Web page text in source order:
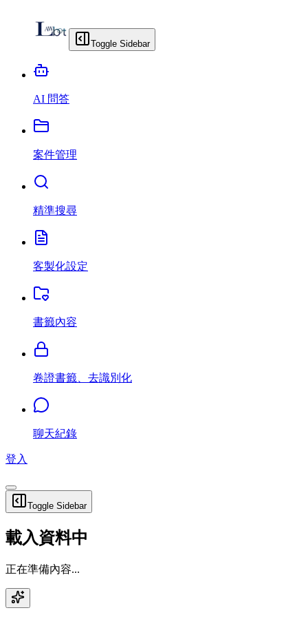
Toggle Sidebar
AI 問答
案件管理
精準搜尋
客製化設定
書籤內容
卷證書籤、去識別化
聊天紀錄
登入
Toggle Sidebar
載入資料中
正在準備內容...